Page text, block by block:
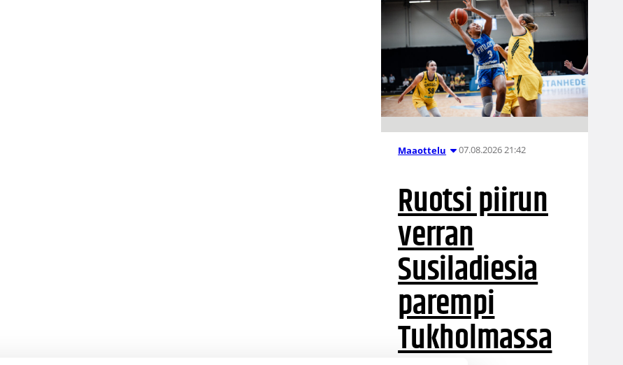
Maaottelu 07.08.2026 21:42
Ruotsi piirun
verran
Susiladiesia
parempi
Tukholmassa